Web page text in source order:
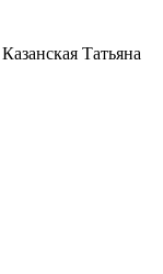
Казанская Татьяна